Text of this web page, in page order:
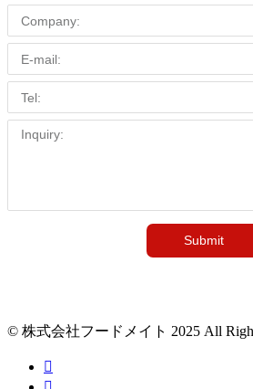
© 株式会社フードメイト 2025 All
